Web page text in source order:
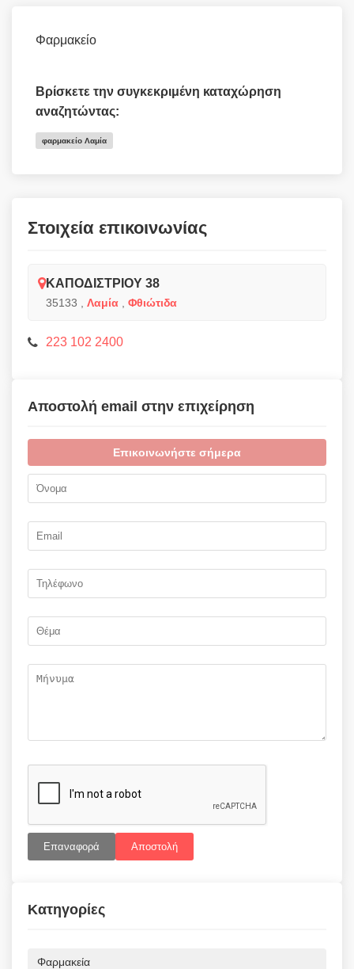
Φαρμακείο
Βρίσκετε την συγκεκριμένη καταχώρηση
αναζητώντας:
φαρμακείο Λαμία
Στοιχεία επικοινωνίας
ΚΑΠΟΔΙΣΤΡΙΟΥ 38
35133 Λαμία Φθιώτιδα
223 102 2400
Αποστολή email στην επιχείρηση
Επικοινωνήστε σήμερα
Επαναφορά Αποστολή
Κατηγορίες
Φαρμακεία